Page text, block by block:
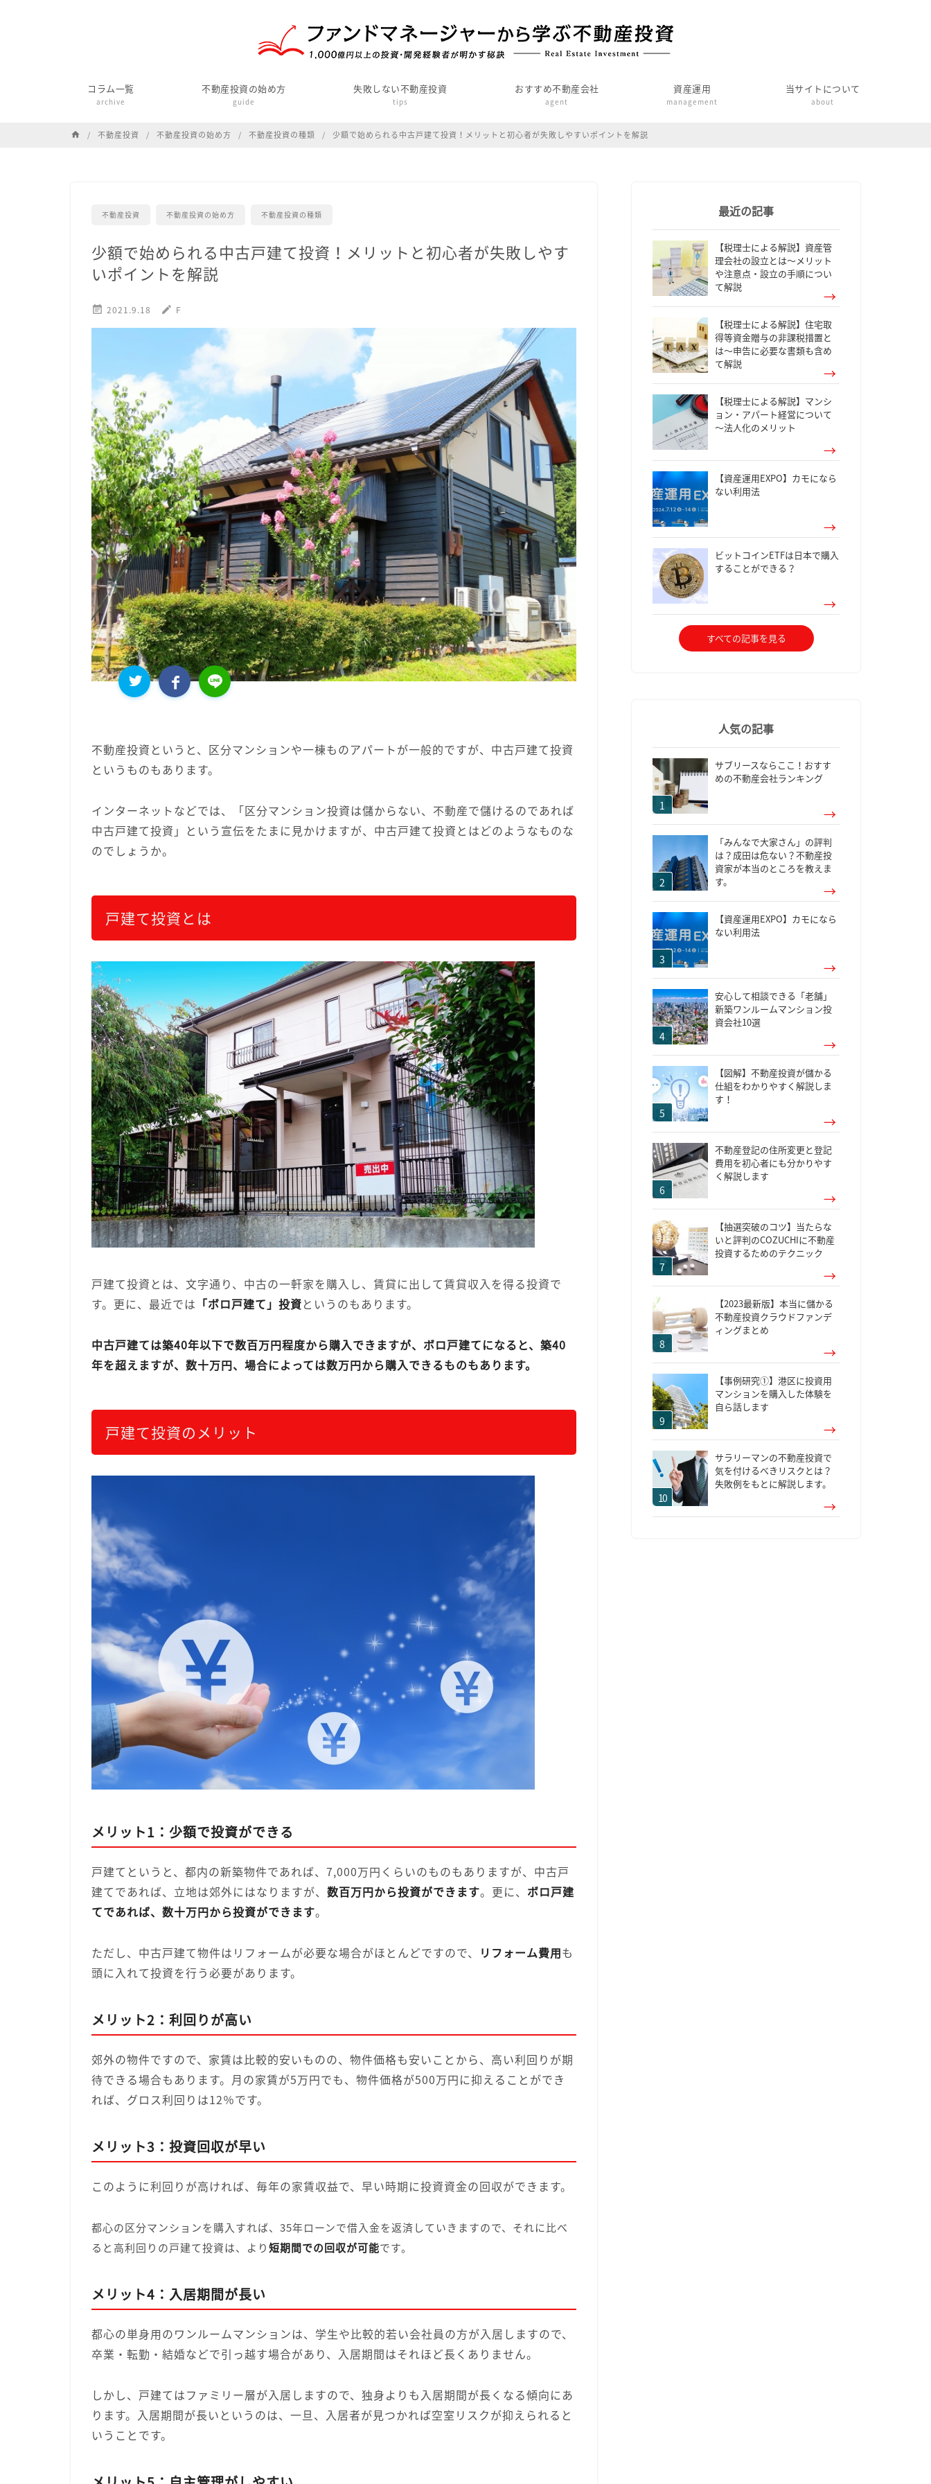
コラム一覧
archive
不動産投資の始め方
guide
失敗しない不動産投資
tips
おすすめ不動産会社
agent
資産運用
management
当サイトについて
about
home 不動産投資 不動産投資の始め方 不動産投資の種類 少額で始められる中古戸建て投資！メリットと初心者が失敗しやすいポイントを解説
不動産投資 不動産投資の始め方 不動産投資の種類
少額で始められる中古戸建て投資！メリットと初心者が失敗しやす
いポイントを解説
 2021.9.18 edit F
不動産投資というと、区分マンションや一棟ものアパートが一般的ですが、中古戸建て投資
というものもあります。
インターネットなどでは、「区分マンション投資は儲からない、不動産で儲けるのであれば
中古戸建て投資」という宣伝をたまに見かけますが、中古戸建て投資とはどのようなものな
のでしょうか。
戸建て投資とは
戸建て投資とは、文字通り、中古の一軒家を購入し、賃貸に出して賃貸収入を得る投資で
す。更に、最近では 「ボロ戸建て」投資というのもあります。
中古戸建ては築40年以下で数百万円程度から購入できますが、ボロ戸建てになると、築40
年を超えますが、数十万円、場合によっては数万円から購入できるものもあります。
戸建て投資のメリット
メリット1：少額で投資ができる
戸建てというと、都内の新築物件であれば、7,000万円くらいのものもありますが、中古戸
建てであれば、立地は郊外にはなりますが、 数百万円から投資ができます。更に、 ボロ戸建
てであれば、数十万円から投資ができます。
ただし、中古戸建て物件はリフォームが必要な場合がほとんどですので、 リフォーム費用も
頭に入れて投資を行う必要があります。
メリット2：利回りが高い
郊外の物件ですので、家賃は比較的安いものの、物件価格も安いことから、高い利回りが期
待できる場合もあります。月の家賃が5万円でも、物件価格が500万円に抑えることができ
れば、グロス利回りは12％です。
メリット3：投資回収が早い
このように利回りが高ければ、毎年の家賃収益で、早い時期に投資資金の回収ができます。
都心の区分マンションを購入すれば、35年ローンで借入金を返済していきますので、それに比べ
ると高利回りの戸建て投資は、より短期間での回収が可能です。
メリット4：入居期間が長い
都心の単身用のワンルームマンションは、学生や比較的若い会社員の方が入居しますので、
卒業・転勤・結婚などで引っ越す場合があり、入居期間はそれほど長くありません。
しかし、戸建てはファミリー層が入居しますので、独身よりも入居期間が長くなる傾向にあ
ります。入居期間が長いというのは、一旦、入居者が見つかれば空室リスクが抑えられると
いうことです。
最近の記事
【税理士による解説】資産管
理会社の設立とは～メリット
や注意点・設立の手順につい
て解説
【税理士による解説】住宅取
得等資金贈与の非課税措置と
は～申告に必要な書類も含め
て解説
【税理士による解説】マンシ
ョン・アパート経営について
～法人化のメリット
【資産運用EXPO】カモになら
ない利用法
ビットコインETFは日本で購入
することができる？
すべての記事を見る
人気の記事
サブリースならここ！おすす
めの不動産会社ランキング
「みんなで大家さん」の評判
は？成田は危ない？不動産投
資家が本当のところを教えま
す。
【資産運用EXPO】カモになら
ない利用法
安心して相談できる「老舗」
新築ワンルームマンション投
資会社10選
【図解】不動産投資が儲かる
仕組をわかりやすく解説しま
す！
不動産登記の住所変更と登記
費用を初心者にも分かりやす
く解説します
【抽選突破のコツ】当たらな
いと評判のCOZUCHIに不動産
投資するためのテクニック
【2023最新版】本当に儲かる
不動産投資クラウドファンデ
ィングまとめ
【事例研究①】港区に投資用
マンションを購入した体験を
自ら話します
サラリーマンの不動産投資で
気を付けるべきリスクとは？
失敗例をもとに解説します。